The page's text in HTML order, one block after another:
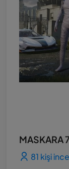
MASKARA
81 kişi